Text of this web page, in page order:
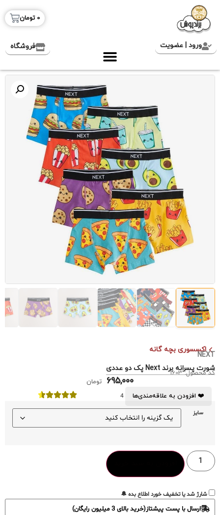
0 تومان
ورود | عضویت فروشگاه
اکسسوری بچه گانه
NEXT
شورت پسرانه برند Next پک دو عددی
کد محصول: 1603
695,000
تومان
❤️ افزودن به علاقه‌مندی‌ها
4
سایز
شارژ شد یا تخفیف خورد اطلاع بده 🔔
ارسال با پست پیشتاز(خرید بالای 3 میلیون رایگان)